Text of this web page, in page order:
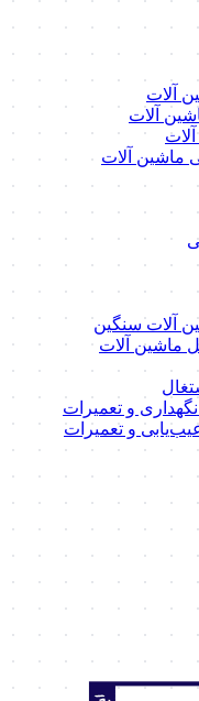
آلات
آلات
آلات
آلات سنگین
ماشین آلات
و تعمیرات
و تعمیرات